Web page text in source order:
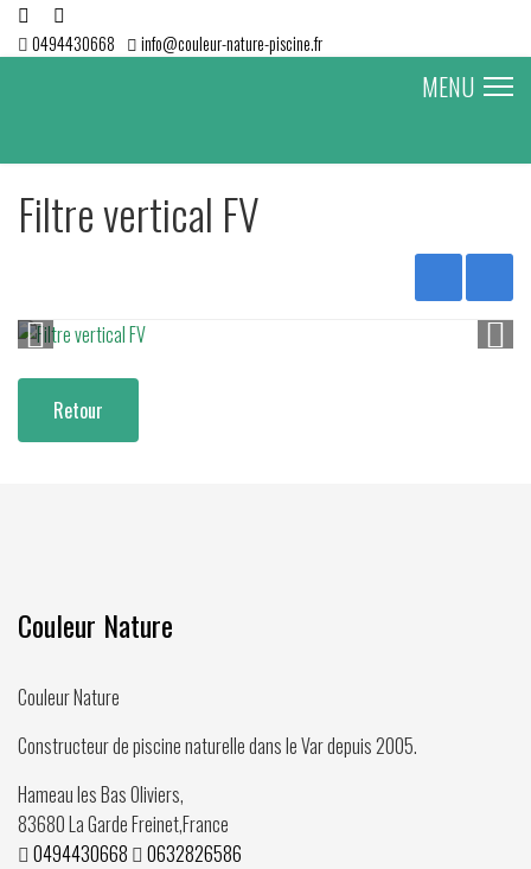
0494430668 info@couleur-nature-piscine.fr
MENU
Filtre vertical FV
Retour
Couleur Nature
Couleur Nature
Constructeur de piscine naturelle dans le Var depuis2005.
Hameau les Bas Oliviers,
83680La Garde Freinet,France
0494430668
0632826586